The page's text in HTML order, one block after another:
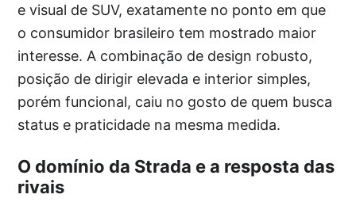
e visual de SUV, exatamente no ponto em que
o consumidor brasileiro tem mostrado maior
interesse. A combinação de design robusto,
posição de dirigir elevada e interior simples,
porém funcional, caiu no gosto de quem busca
status e praticidade na mesma medida.
O domínio da Strada e a resposta das
rivais